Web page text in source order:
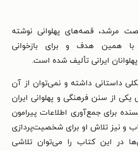
جلدی رخصت مرشد، قصه‌های پهلوانی نوشته
با همین هدف و برای بازخوانی
ایرانی تألیف شده است.
داستانی داشته و نمی‌توان از آن
از سنن فرهنگی و پهلوانی ایران
برای جمع‌آوری اطلاعات پیرامون
و نیز تلاش او برای شخصیت‌پردازی
در این کتاب را می‌توان تلاشی